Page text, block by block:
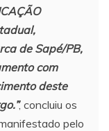
de Sapé/PB,
com
deste
, concluiu os
pelo